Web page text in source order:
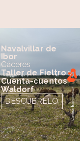
Navalvillar de
Ibor
Cáceres
Taller de Fieltro y
Cuenta-cuentos
Waldorf
DESCÚBRELO